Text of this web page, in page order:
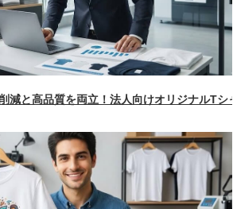
減と高品質を両立！法人向けオリジナルT